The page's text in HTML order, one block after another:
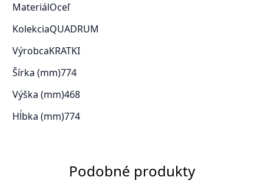
MateriálOceľ
KolekciaQUADRUM
VýrobcaKRATKI
Šírka (mm)774
Výška (mm)468
Hĺbka (mm)774
Podobné produkty